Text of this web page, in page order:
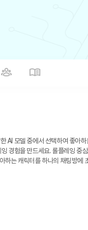
경험을 만드세요. 롤플레잉 중
하는 캐릭터를 하나의 채팅방에
켜 줍니다. 이미지 생성 (출시 예
로 사용자와 대화할 수 있는 캐